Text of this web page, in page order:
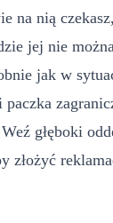
na nią
jej nie
jak w
głęboki
złożyć